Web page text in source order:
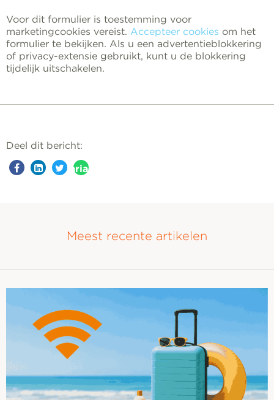
Voor dit formulier is toestemming voor
marketingcookies vereist. Accepteer cookies om het
formulier te bekijken. Als u een advertentieblokkering
of privacy-extensie gebruikt, kunt u de blokkering
tijdelijk uitschakelen.
Deel dit bericht:
aria-
Meest recente artikelen